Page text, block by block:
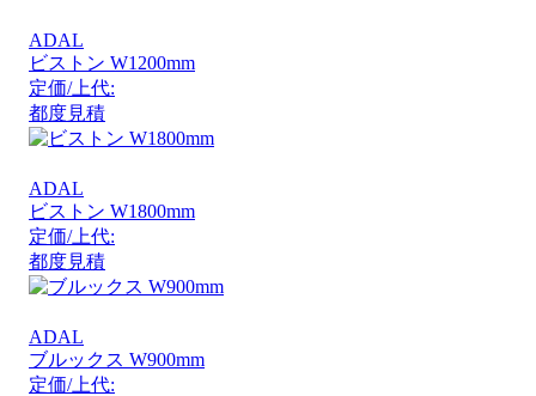
ADAL
ビストン W1200mm
定価/上代:
都度見積
ADAL
ビストン W1800mm
定価/上代:
都度見積
ADAL
ブルックス W900mm
定価/上代: